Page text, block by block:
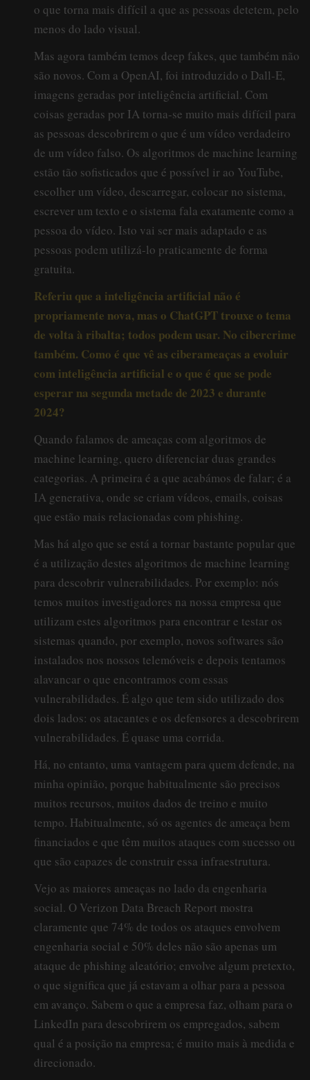
o que torna mais difícil a que as pessoas detetem, pelo
menos do lado visual.
Mas agora também temos deep fakes, que também não
são novos. Com a OpenAI, foi introduzido o Dall-E,
imagens geradas por inteligência artificial. Com
coisas geradas por IA torna-se muito mais difícil para
as pessoas descobrirem o que é um vídeo verdadeiro
de um vídeo falso. Os algoritmos de machine learning
estão tão sofisticados que é possível ir ao YouTube,
escolher um vídeo, descarregar, colocar no sistema,
escrever um texto e o sistema fala exatamente como a
pessoa do vídeo. Isto vai ser mais adaptado e as
pessoas podem utilizá-lo praticamente de forma
gratuita.
Referiu que a inteligência artificial não é
propriamente nova, mas o ChatGPT trouxe o tema
de volta à ribalta; todos podem usar. No cibercrime
também. Como é que vê as ciberameaças a evoluir
com inteligência artificial e o que é que se pode
esperar na segunda metade de 2023 e durante
2024?
Quando falamos de ameaças com algoritmos de
machine learning, quero diferenciar duas grandes
categorias. A primeira é a que acabámos de falar; é a
IA generativa, onde se criam vídeos, emails, coisas
que estão mais relacionadas com phishing.
Mas há algo que se está a tornar bastante popular que
é a utilização destes algoritmos de machine learning
para descobrir vulnerabilidades. Por exemplo: nós
temos muitos investigadores na nossa empresa que
utilizam estes algoritmos para encontrar e testar os
sistemas quando, por exemplo, novos softwares são
instalados nos nossos telemóveis e depois tentamos
alavancar o que encontramos com essas
vulnerabilidades. É algo que tem sido utilizado dos
dois lados: os atacantes e os defensores a descobrirem
vulnerabilidades. É quase uma corrida.
Há, no entanto, uma vantagem para quem defende, na
minha opinião, porque habitualmente são precisos
muitos recursos, muitos dados de treino e muito
tempo. Habitualmente, só os agentes de ameaça bem
financiados e que têm muitos ataques com sucesso ou
que são capazes de construir essa infraestrutura.
Vejo as maiores ameaças no lado da engenharia
social. O Verizon Data Breach Report mostra
claramente que 74% de todos os ataques envolvem
engenharia social e 50% deles não são apenas um
ataque de phishing aleatório; envolve algum pretexto,
o que significa que já estavam a olhar para a pessoa
em avanço. Sabem o que a empresa faz, olham para o
LinkedIn para descobrirem os empregados, sabem
qual é a posição na empresa; é muito mais à medida e
direcionado.